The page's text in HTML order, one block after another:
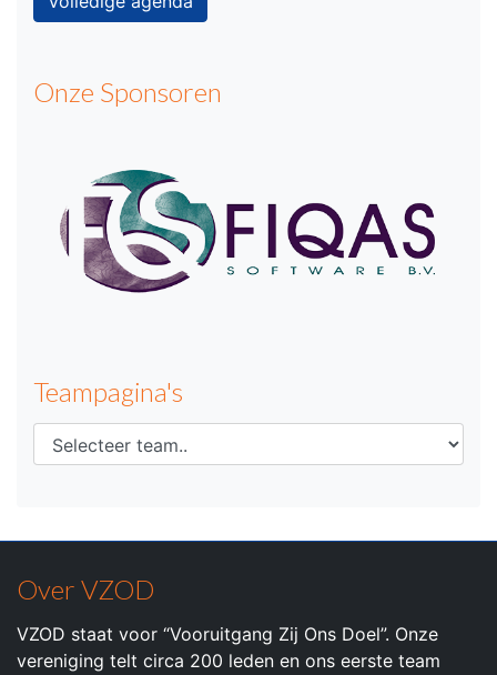
Onze Sponsoren
Teampagina's
Over VZOD
VZOD staat voor “Vooruitgang Zij Ons Doel”. Onze
vereniging telt circa 200 leden en ons eerste team